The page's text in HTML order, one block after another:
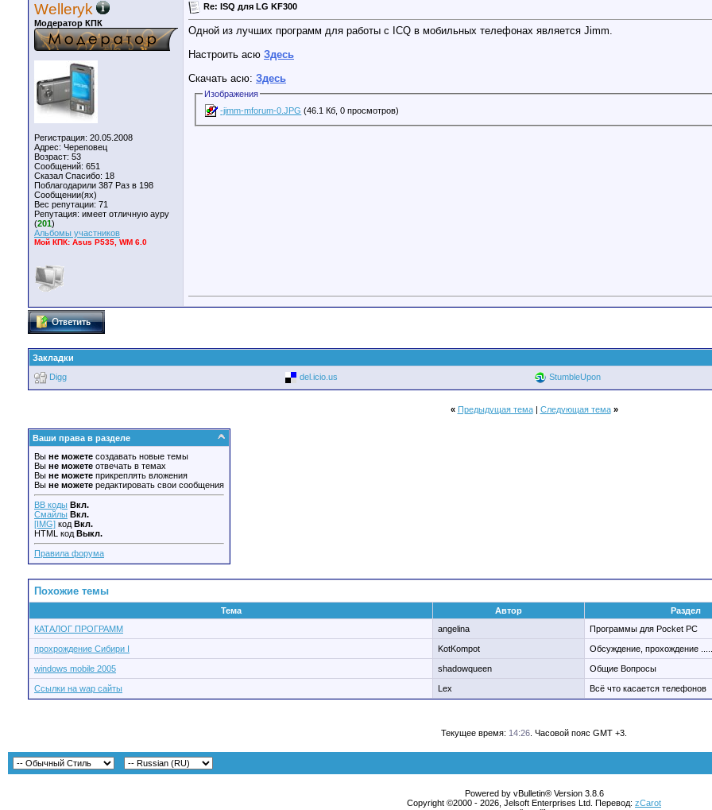
Welleryk
Модератор КПК
Регистрация: 20.05.2008
Адрес: Череповец
Возраст: 53
Сообщений: 651
Сказал Спасибо: 18
Поблагодарили 387 Раз в 198
Сообщении(ях)
Вес репутации: 71
Репутация: имеет отличную ауру
(201)
Альбомы участников
Мой КПК: Asus P535, WM 6.0
Re: ISQ для LG KF300
Одной из лучших программ для работы с ICQ в мобильных телефонах является Jimm.
Настроить асю Здесь
Скачать асю: Здесь
Изображения
-jimm-mforum-0.JPG (46.1 Кб, 0 просмотров)
Закладки
Digg
del.icio.us StumbleUpon
« Предыдущая тема| Следующая тема »
Ваши права в разделе
Вы не можете создавать новые темы
Вы не можете отвечать в темах
Вы не можете прикреплять вложения
Вы не можете редактировать свои сообщения
BB коды Вкл.
Смайлы Вкл.
[IMG] код Вкл.
HTML код Выкл.
Правила форума
Похожие темы
Тема Автор
Раздел
КАТАЛОГ ПРОГРАММ
angelina Программы для Pocket PC
прохрождение Сибири I KotKompot Обсуждение, прохождение .....
windows mobile 2005 shadowqueen Общие Вопросы
Ссылки на wap сайты Lex Всё что касается телефонов
Текущее время: 14:26 . Часовой пояс GMT +3.
Powered by vBulletin® Version 3.8.6
Copyright ©2000 - 2026, Jelsoft Enterprises Ltd. Перевод: zCarot